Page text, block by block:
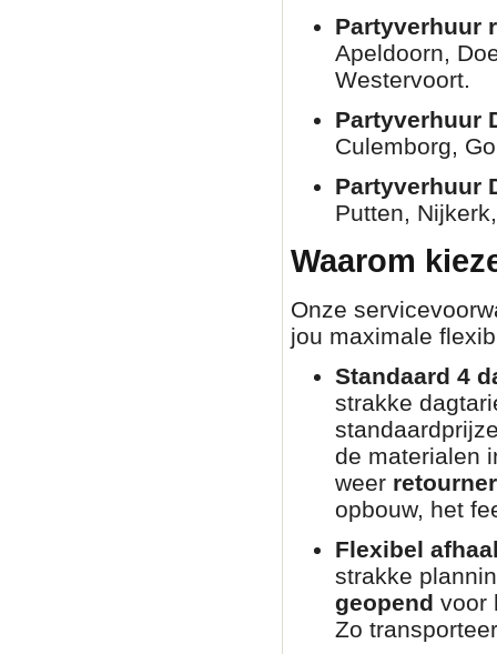
Partyverhuur
Apeldoorn,
Westervoort.
Partyverhuur
Culemborg,
Partyverhuur
Putten,
Waarom
Onze
jou maximale
Standaard 4
strakke
de materialen
weer
opbouw, het
Flexibel
strakke
geopend voor
Zo